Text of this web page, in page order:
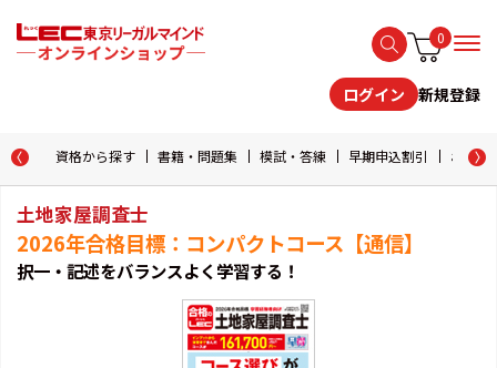
0
ログイン 新規登録
資格から探す 書籍・問題集 模試・答練 早期申込割引 おため
土地家屋調査士
2026年合格目標：コンパクトコース【通信】
択一・記述をバランスよく学習する！